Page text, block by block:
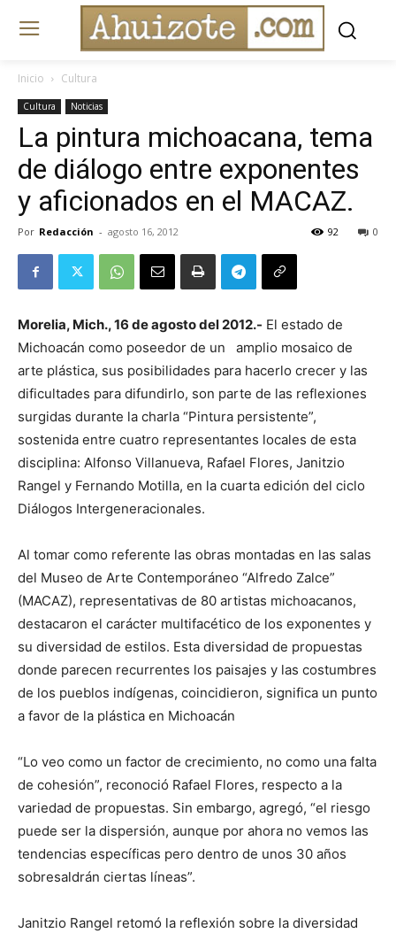
Inicio Cultura
Cultura Noticias
La pintura michoacana, tema
de diálogo entre exponentes
y aficionados en el MACAZ.
Por Redacción - agosto 16, 2012 0
92
Morelia, Mich., 16 de agosto del 2012.- El estado de
Michoacán como poseedor de un amplio mosaico de
arte plástica, sus posibilidades para hacerlo crecer y las
dificultades para difundirlo, son parte de las reflexiones
surgidas durante la charla “Pintura persistente”,
sostenida entre cuatro representantes locales de esta
disciplina: Alfonso Villanueva, Rafael Flores, Janitzio
Rangel y Fernando Motilla, en la cuarta edición del ciclo
Diálogos Intergeneracionales.
Al tomar como referente las obras montadas en las salas
del Museo de Arte Contemporáneo “Alfredo Zalce”
(MACAZ), representativas de 80 artistas michoacanos,
destacaron el carácter multifacético de los exponentes y
su diversidad de estilos. Esta diversidad de propuestas
donde parecen recurrentes los paisajes y las costumbres
de los pueblos indígenas, coincidieron, significa un punto
a favor de la plástica en Michoacán
“Lo veo como un factor de crecimiento, no como una falta
de cohesión”, reconoció Rafael Flores, respecto a la
variedad de propuestas. Sin embargo, agregó, “el riesgo
puede ser la dispersión, aunque por ahora no vemos las
tendencias específicas pero dentro de unos 30 años
sobresaldrán ciertas líneas”.
Janitzio Rangel retomó la reflexión sobre la diversidad